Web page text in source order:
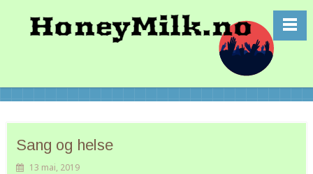
Sang og helse
13 mai, 2019